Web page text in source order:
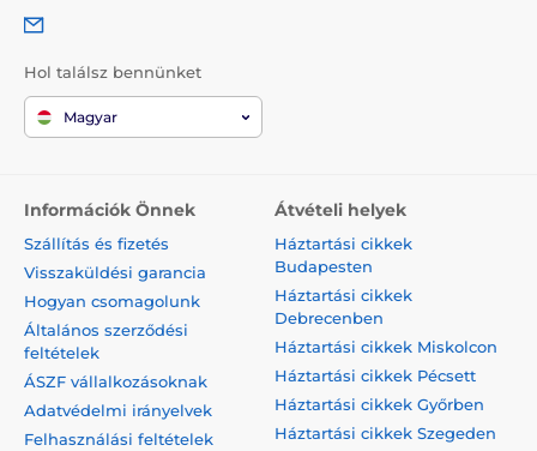
Hol találsz bennünket
Magyar
Információk Önnek
Szállítás és fizetés
Visszaküldési garancia
Hogyan csomagolunk
Általános szerződési
feltételek
ÁSZF vállalkozásoknak
Adatvédelmi irányelvek
Felhasználási feltételek
Átvételi helyek
Háztartási cikkek
Budapesten
Háztartási cikkek
Debrecenben
Háztartási cikkek Miskolcon
Háztartási cikkek Pécsett
Háztartási cikkek Győrben
Háztartási cikkek Szegeden